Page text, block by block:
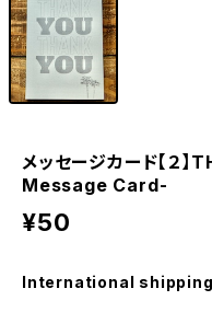
メッセージカード【２
Message Card-
¥50
International